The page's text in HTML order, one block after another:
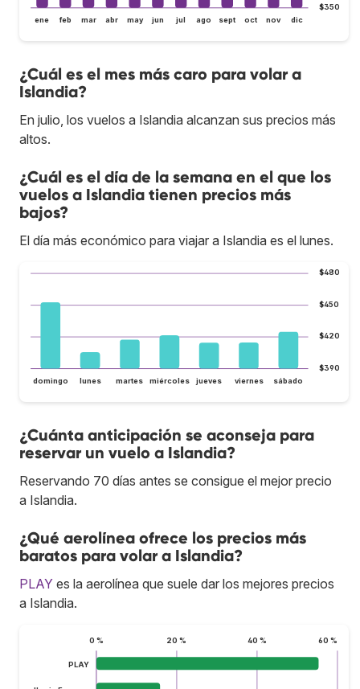
$350
ene feb mar abr may jun jul ago sept oct nov dic
¿Cuál es el mes más caro para volar a
Islandia?
En julio, los vuelos a Islandia alcanzan sus precios más
altos.
¿Cuál es el día de la semana en el que los
vuelos a Islandia tienen precios más
bajos?
El día más económico para viajar a Islandia es el lunes.
$390
$420
$450
$480
domingo lunes martes miércoles jueves viernes sábado
¿Cuánta anticipación se aconseja para
reservar un vuelo a Islandia?
Reservando 70 días antes se consigue el mejor precio
a Islandia.
¿Qué aerolínea ofrece los precios más
baratos para volar a Islandia?
PLAY es la aerolínea que suele dar los mejores precios
a Islandia.
0 % 20 % 40 % 60 %
PLAY